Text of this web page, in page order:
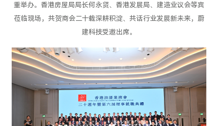
重举办。香港房屋局局长何永贤、香港发展局、建造业议会等宾
莅临现场，共贺商会二十载深耕积淀、共话行业发展新未来，蔚
建科技受邀出席。